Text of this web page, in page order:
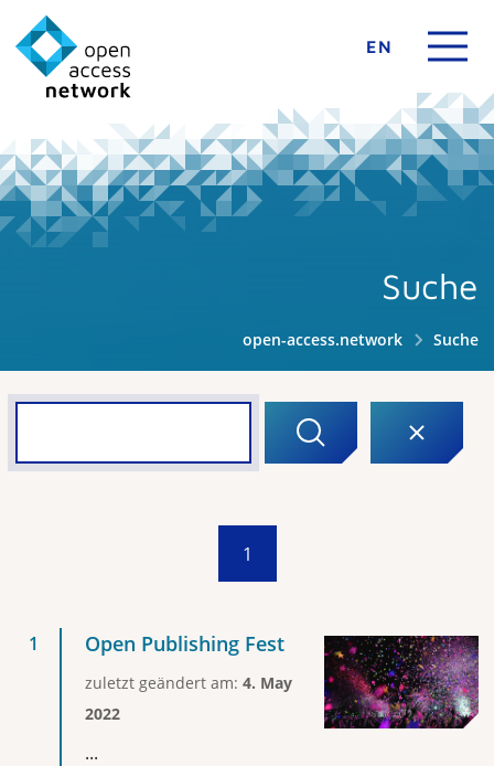
EN
Suche
open-access.network Suche
1
Open Publishing Fest
zuletzt geändert am: 4. May
2022
...